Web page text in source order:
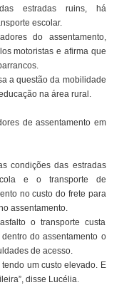
estradas ruins, há
escolar.
do assentamento,
motoristas e afirma que
a questão da mobilidade
na área rural.
de assentamento em
condições das estradas
e o transporte de
no custo do frete para
assentamento.
o transporte custa
do assentamento o
de acesso.
um custo elevado. E
disse Lucélia.